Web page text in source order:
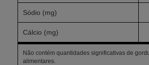
Sódio (mg)
Cálcio (mg)
Não contém quantidades significativas de
alimentares.